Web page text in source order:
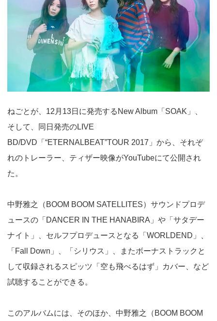
ねごとが、12月13日に発売するNew Album「SOAK」、
そして、同日発売のLIVE
BD/DVD「“ETERNALBEAT”TOUR 2017」から、それぞ
れのトレーラー、ティザー映像がYouTubeにて公開され
た。
中野雅之（BOOM BOOM SATELLITES）サウンドプロデ
ュースの「DANCER IN THE HANABIRA」や「サタデー
ナイト」、セルフプロデュースとなる「WORLDEND」、
「Fall Down」、「シリウス」、またボーナストラックと
して収録されるスピッツ「空も飛べるはず」カバー、など
試聴することができる。
このアルバムには、そのほか、中野雅之（BOOM BOOM